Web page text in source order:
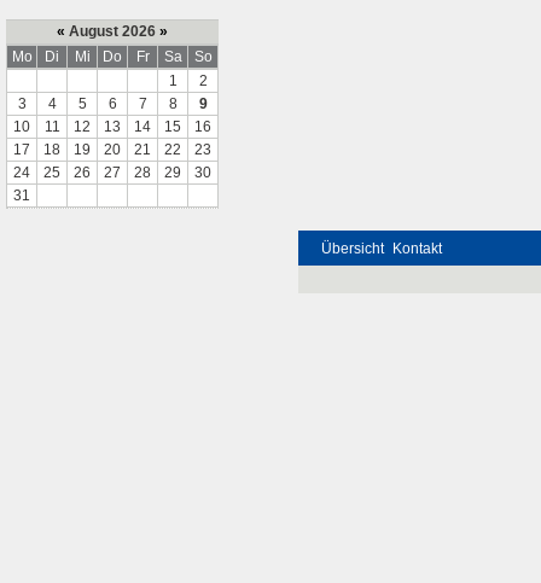
« August 2026 »
Mo
Di Mi Do Fr Sa
So
1
2
3
4 5 6 7 8
9
10
11 12 13 14 15
16
17
18 19 20 21 22
23
24
25 26 27 28 29
30
31
Übersicht Kontakt